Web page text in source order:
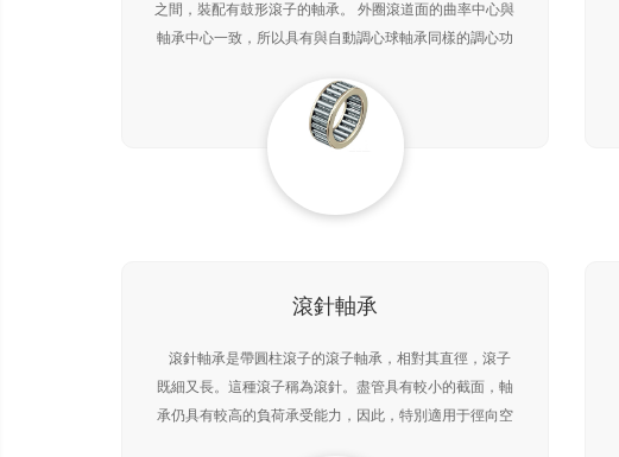
之間，裝配有鼓形滾子的軸承。 外圈滾道面的曲率中心與
軸承中心一致，所以具有與自動調心球軸承同樣的調心功
滾針軸承
滾針軸承是帶圓柱滾子的滾子軸承，相對其直徑，滾子
既細又長。這種滾子稱為滾針。盡管具有較小的截面，軸
承仍具有較高的負荷承受能力，因此，特別適用于徑向空